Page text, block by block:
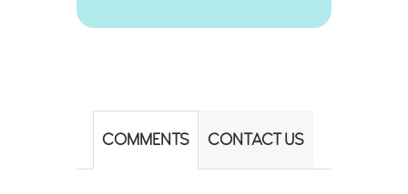
COMMENTS CONTACT US